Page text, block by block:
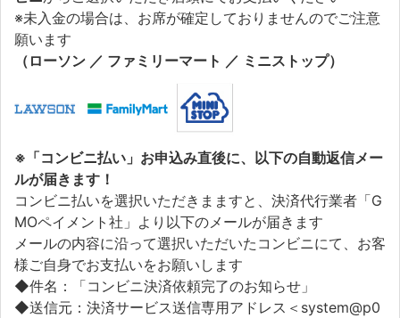
※未入金の場合は、お席が確定しておりませんのでご注意
願います
（ローソン ／ ファミリーマート ／ ミニストップ）
※「コンビニ払い」お申込み直後に、以下の自動返信メー
ルが届きます！
コンビニ払いを選択いただきまますと、決済代行業者「G
MOペイメント社」より以下のメールが届きます
メールの内容に沿って選択いただいたコンビニにて、お客
様ご自身でお支払いをお願いします
◆件名：「コンビニ決済依頼完了のお知らせ」
◆送信元：決済サービス送信専用アドレス＜system@p0